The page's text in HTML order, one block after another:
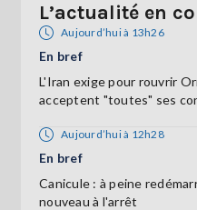
L’actualité en
Aujourd’hui à 13h26
En bref
L'Iran exige pour rouvrir
acceptent "toutes" ses
Aujourd’hui à 12h28
En bref
Canicule : à peine
nouveau à l'arrêt